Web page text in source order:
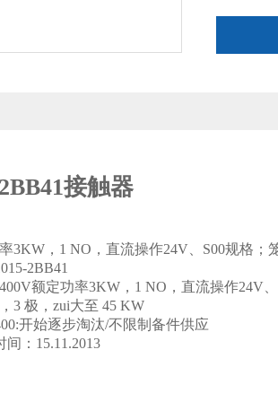
接触器
3KW，1 NO，直流操作24V、S00规格；
2BB41
额定功率3KW，1 NO，直流操作24V
3 极，zui大至 45 KW
开始逐步淘汰/不限制备件供应
：15.11.2013